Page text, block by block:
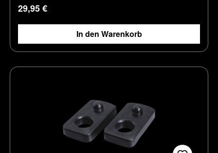
Regulärer Preis:
29,95 €
In den Warenkorb